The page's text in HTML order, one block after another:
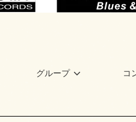
グループ コ